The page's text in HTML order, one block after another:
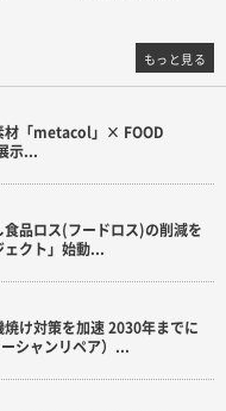
材「metacol」× FOOD
示...
品ロス(フードロス)の削減を
ェクト」始動...
け対策を加速 2030年までに
シャンリペア）...
もっと見る